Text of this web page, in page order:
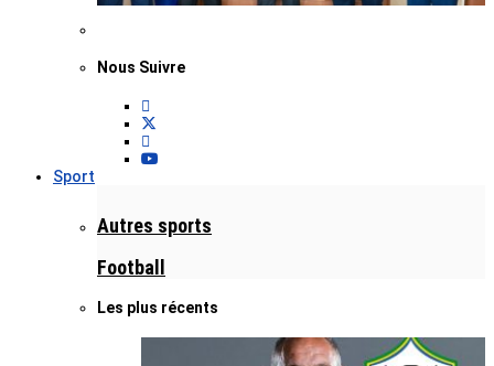
Nous Suivre
Sport
Autres sports
Football
Les plus récents